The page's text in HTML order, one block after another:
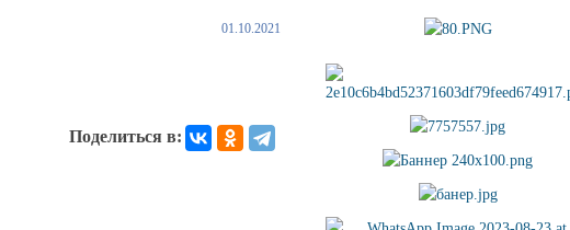
01.10.2021
Поделиться в: